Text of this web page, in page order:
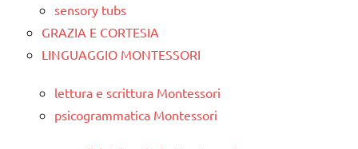
sensory tubs
GRAZIA E CORTESIA
LINGUAGGIO MONTESSORI
lettura e scrittura Montessori
psicogrammatica Montessori